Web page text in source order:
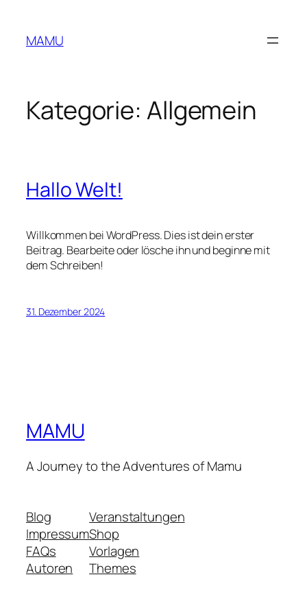
springen
MAMU
Kategorie: Allgemein
Hallo Welt!
Willkommen bei WordPress. Dies ist dein erster
Beitrag. Bearbeite oder lösche ihn und beginne mit
dem Schreiben!
31. Dezember 2024
MAMU
A Journey to the Adventures of Mamu
Blog
Impressum
FAQs
Autoren
Veranstaltungen
Shop
Vorlagen
Themes